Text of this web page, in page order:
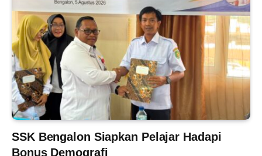
SSK Bengalon Siapkan Pelajar Hadapi
Bonus Demografi